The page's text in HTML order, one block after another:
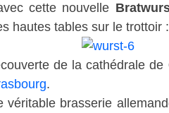
cette nouvelle
hautes tables sur le trottoir :
de la cathédrale de
.
véritable brasserie